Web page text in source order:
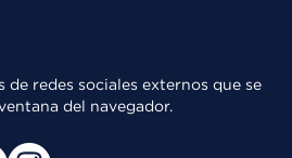
de redes sociales externos que se
del navegador.